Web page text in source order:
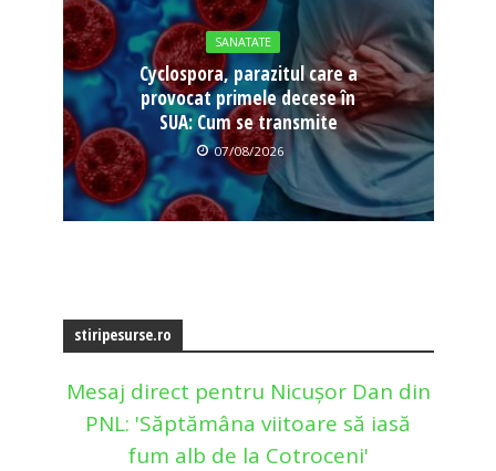
SANATATE
Cyclospora, parazitul care a
provocat primele decese în
SUA: Cum se transmite
07/08/2026
stiripesurse.ro
Mesaj direct pentru Nicușor Dan din
PNL: 'Săptămâna viitoare să iasă
fum alb de la Cotroceni'